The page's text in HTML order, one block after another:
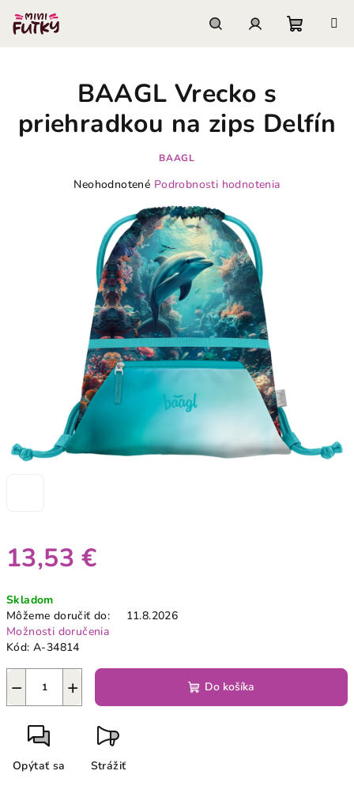
obsah
13,53 €
cena:
Skladom
Môžeme doručiť do:
11.8.2026
Možnosti doručenia
Kód: A-34814
+
− Do košíka
Opýtať sa Strážiť
BAAGL Vrecko s
priehradkou na zips Delfín
BAAGL
Priemerné
produktu
hviezdičiek.
Neohodnotené Podrobnosti hodnotenia